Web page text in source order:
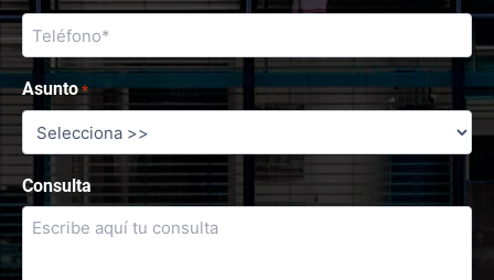
Asunto *
Consulta